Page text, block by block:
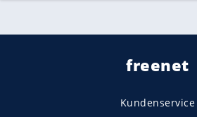
freenet
Kundenservice